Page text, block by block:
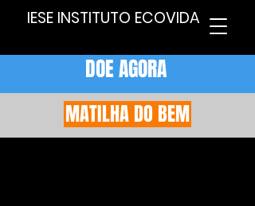
IESE INSTITUTO ECOVIDA
DOE AGORA
MATILHA DO BEM